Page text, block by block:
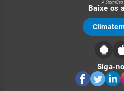
Baixe os
Siga-